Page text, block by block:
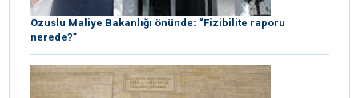
Özuslu Maliye Bakanlığı önünde: “Fizibilite raporu
nerede?”